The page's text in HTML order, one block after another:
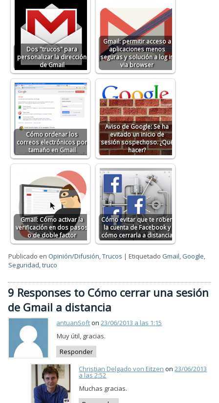
Dos "trucos" para
personalizar la dirección
de Gmail
Gmail: permitir acceso a
aplicaciones menos
seguras y solución a log in
via browser
Cómo ordenar los
correos electrónicos por
tamaño en Gmail
Aviso de Google: Se ha
evitado un inicio de
sesión sospechoso. ¿Qué
hacer?
Gmail: Cómo activar la
verificación en dos pasos
o de doble factor
Cómo evitar que te roben
la cuenta de Facebook y
cómo cerrarla a distancia
Publicado en Opinión/Difusión,Trucos |Etiquetado Gmail, Google,
Seguridad,truco
9 Responses to Cómo cerrar una sesión
de Gmail a distancia
antuanSofton23/06/2013 a las 1:15
Muy útil, gracias.
Responder
Christian Delgado von Eitzen on23/06/2013
a las 2:52
Muchas gracias.